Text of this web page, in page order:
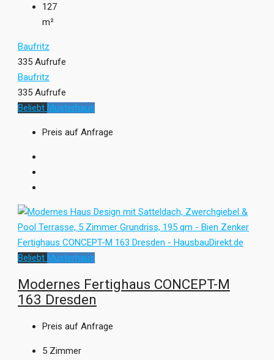
127
m²
Baufritz
335 Aufrufe
Baufritz
335 Aufrufe
Beliebt Musterhaus
Preis auf Anfrage
Beliebt Musterhaus
Modernes Fertighaus CONCEPT-M
163 Dresden
Preis auf Anfrage
5 Zimmer